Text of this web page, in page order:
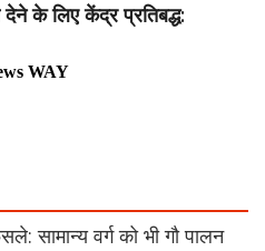
देने के लिए केंद्र प्रतिबद्ध:
WAY
सामान्य वर्ग को भी गौ पालन